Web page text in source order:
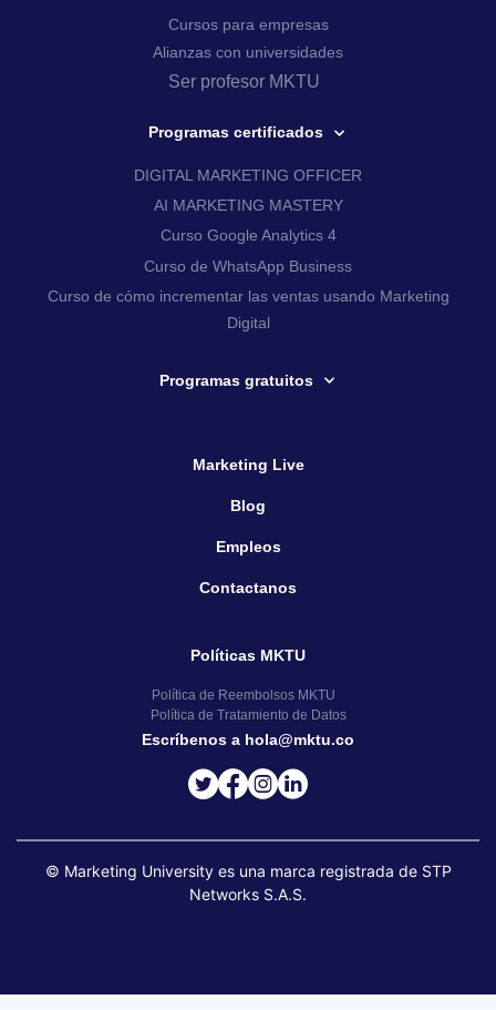
Cursos para empresas
Alianzas con universidades
Ser profesor MKTU
Programas certificados
DIGITAL MARKETING OFFICER
AI MARKETING MASTERY
Curso Google Analytics 4
Curso de WhatsApp Business
Curso de cómo incrementar las ventas usando Marketing
Digital
Programas gratuitos
Marketing Live
Blog
Empleos
Contactanos
Políticas MKTU
Política de Reembolsos MKTU
Política de Tratamiento de Datos
Escríbenos a hola@mktu.co
© Marketing University es una marca registrada de STP
Networks S.A.S.